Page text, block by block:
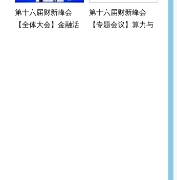
第十六届财新峰会
【全体大会】金融活
第十六届财新峰会
【专题会议】算力与